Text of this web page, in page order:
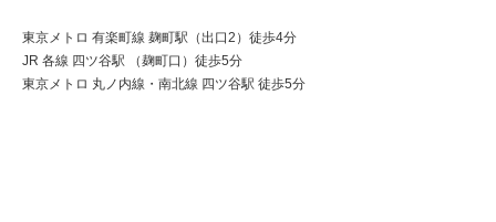
東京メトロ 有楽町線 麹町駅（出口2）徒歩4分
JR 各線 四ツ谷駅 （麹町口）徒歩5分
東京メトロ 丸ノ内線・南北線 四ツ谷駅 徒歩5分